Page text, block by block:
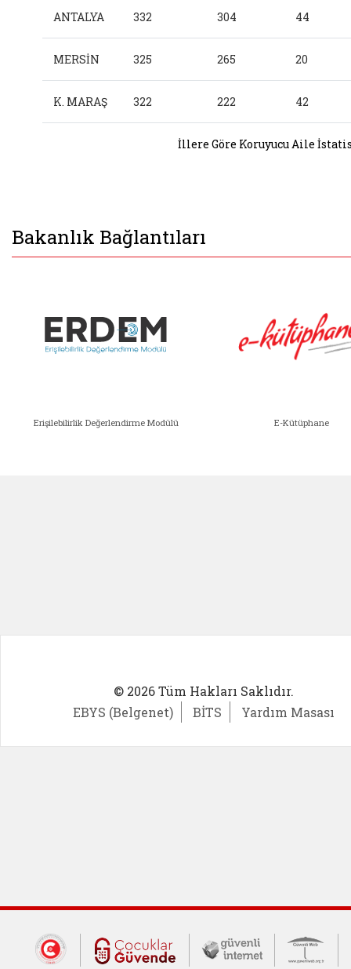
ANTALYA 332 304 44
MERSİN 325 265 20
K. MARAŞ 322 222 42
İllere Göre Koruyucu Aile
Bakanlık Bağlantıları
Erişilebilirlik Değerlendirme Modülü E-Kütüphane
© 2026 Tüm Hakları Saklıdır.
EBYS (Belgenet)
BİTS Yardım Masası
Dış Bağlantılar
Cumhurbaşkanlığı İletişim Merkezi
Çocuklar Güvende (yeni
Güvenli